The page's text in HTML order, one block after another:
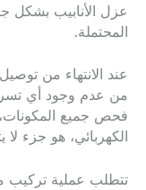
عزل الأنابيب بشكل
المحتملة.
عند الانتهاء من
من عدم وجود أي
فحص جميع المكونات،
الكهربائي، هو جزء
تتطلب عملية تركيب